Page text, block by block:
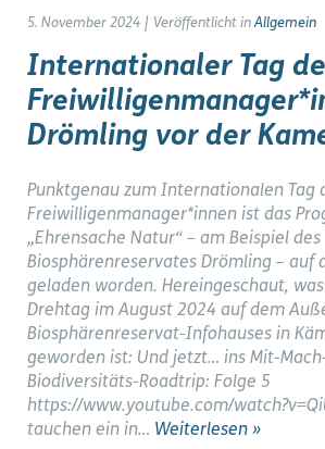
5. November 2024 | Veröffentlicht inAllgemein
Internationaler Tag
Drömling vor der
Punktgenau zum Internationalen Tag
Freiwilligenmanager*innen ist das
„Ehrensache Natur“ – am Beispiel des
Biosphärenreservates Drömling – auf
geladen worden. Hereingeschaut,
Drehtag im August 2024 auf dem
Biosphärenreservat-Infohauses in
geworden ist: Und jetzt… ins Mit-
Biodiversitäts-Roadtrip: Folge 5
https://www.youtube.com/
tauchen ein in… Weiterlesen »